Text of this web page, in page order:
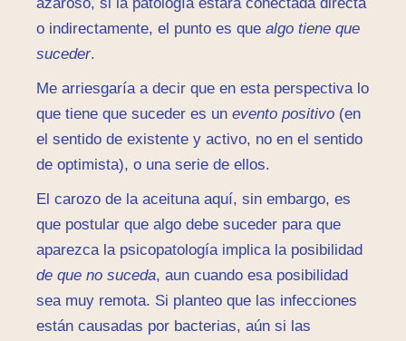
o indirectamente, el punto es que algo tiene que
suceder.
Me arriesgaría a decir que en esta perspectiva lo
que tiene que suceder es un evento positivo (en
el sentido de existente y activo, no en el sentido
de optimista), o una serie de ellos.
El carozo de la aceituna aquí, sin embargo, es
que postular que algo debe suceder para que
aparezca la psicopatología implica la posibilidad
de que no suceda, aun cuando esa posibilidad
sea muy remota. Si planteo que las infecciones
están causadas por bacterias, aún si las